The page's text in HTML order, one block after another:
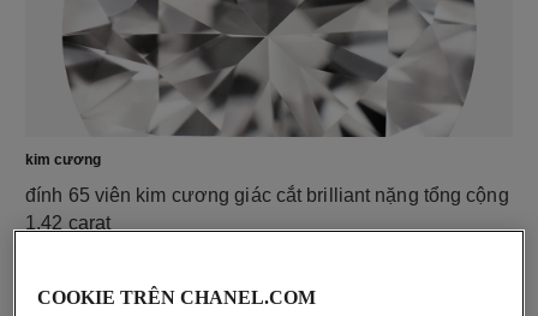
kim cương
đính 65 viên kim cương giác cắt brilliant nặng tổng cộng
1,42 carat
COOKIE TRÊN CHANEL.COM